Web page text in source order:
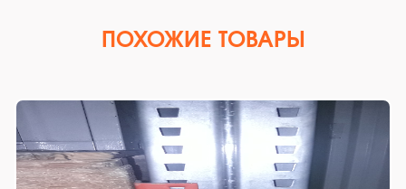
ПОХОЖИЕ ТОВАРЫ